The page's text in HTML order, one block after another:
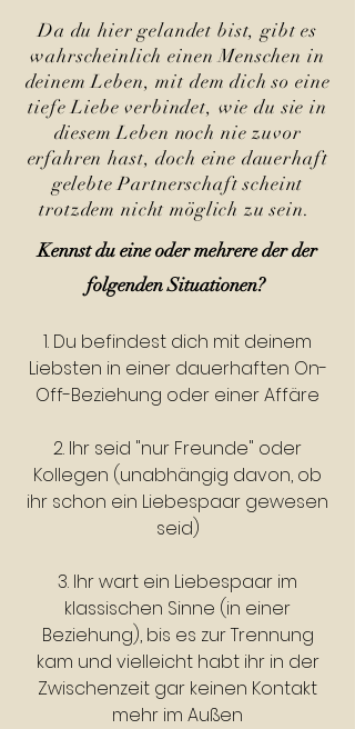
Da du hier gelandet bist, gibt es
wahrscheinlich einen Menschen in
deinem Leben, mit dem dich so eine
tiefe Liebe verbindet, wie du sie in
diesem Leben noch nie zuvor
erfahren hast, doch eine dauerhaft
gelebte Partnerschaft scheint
trotzdem nicht möglich zu sein.
Kennst du eine oder mehrere der der
folgenden Situationen?
1. Du befindest dich mit deinem
Liebsten in einer dauerhaften On-
Off-Beziehung oder einer Affäre
2. Ihr seid "nur Freunde" oder
Kollegen (unabhängig davon, ob
ihr schon ein Liebespaar gewesen
seid)
3. Ihr wart ein Liebespaar im
klassischen Sinne (in einer
Beziehung), bis es zur Trennung
kam und vielleicht habt ihr in der
Zwischenzeit gar keinen Kontakt
mehr im Außen